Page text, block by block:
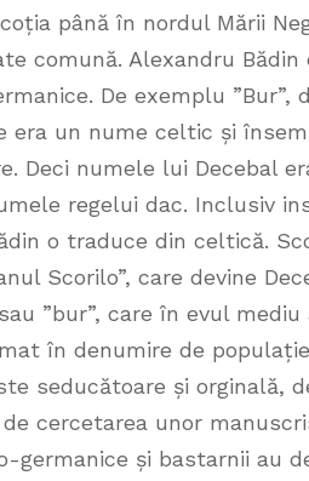
până în nordul Mării
comună. Alexandru Bădin
De exemplu ”Bur”,
un nume celtic și
Deci numele lui Decebal
regelui dac. Inclusiv
o traduce din celtică.
Scorilo”, care devine
”bur”, care în evul
în denumire de
seducătoare și orginală,
cercetarea unor
și bastarnii au